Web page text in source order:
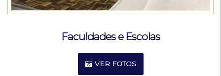
Faculdades e Escolas
VER FOTOS